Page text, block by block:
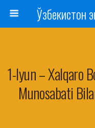
1-Iyun – Xalqaro
Munosabati